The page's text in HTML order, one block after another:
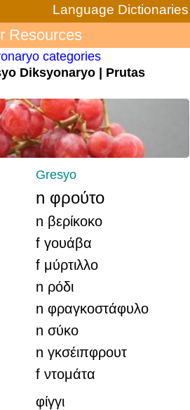
Language Dictionaries
Resources
categories
Diksyonaryo | Prutas
Gresyo
n φρούτο
n βερίκοκο
f γουάβα
f μύρτιλλο
n ρόδι
n φραγκοστάφυλο
n σύκο
n γκσέιπφρουτ
f ντομάτα
φίγγι